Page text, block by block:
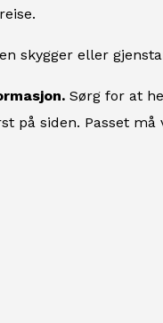
skygger eller
Sørg for at
på siden. Passet